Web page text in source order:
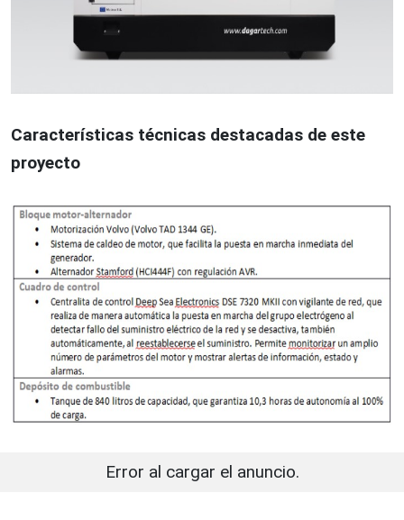
Características técnicas destacadas de este
proyecto
Error al cargar el anuncio.